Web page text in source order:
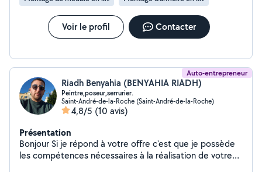
Voir le profil Contacter
Auto-entrepreneur
Riadh Benyahia (BENYAHIA RIADH)
Peintre,poseur,serrurier.
Saint-André-de-la-Roche (Saint-André-de-la-Roche)
4,8/5 (10 avis)
Présentation
Bonjour Si je répond à votre offre c'est que je possède
les compétences nécessaires à la réalisation de votre